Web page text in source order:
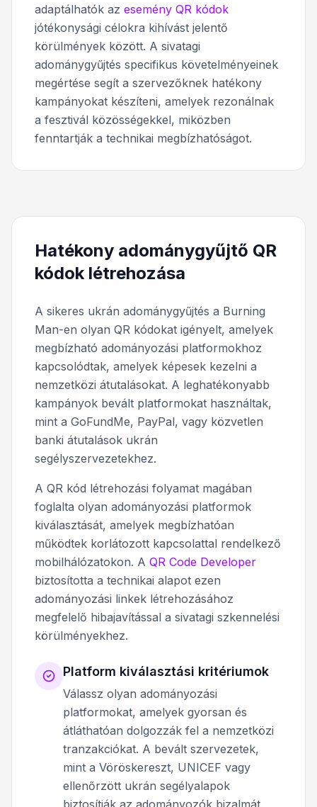
adaptálhatók az esemény QR kódok
jótékonysági célokra kihívást jelentő
körülmények között. A sivatagi
adománygyűjtés specifikus követelményeinek
megértése segít a szervezőknek hatékony
kampányokat készíteni, amelyek rezonálnak
a fesztivál közösségekkel, miközben
fenntartják a technikai megbízhatóságot.
Hatékony adománygyűjtő QR
kódok létrehozása
A sikeres ukrán adománygyűjtés a Burning
Man-en olyan QR kódokat igényelt, amelyek
megbízható adományozási platformokhoz
kapcsolódtak, amelyek képesek kezelni a
nemzetközi átutalásokat. A leghatékonyabb
kampányok bevált platformokat használtak,
mint a GoFundMe, PayPal, vagy közvetlen
banki átutalások ukrán
segélyszervezetekhez.
A QR kód létrehozási folyamat magában
foglalta olyan adományozási platformok
kiválasztását, amelyek megbízhatóan
működtek korlátozott kapcsolattal rendelkező
mobilhálózatokon. A QR Code Developer
biztosította a technikai alapot ezen
adományozási linkek létrehozásához
megfelelő hibajavítással a sivatagi szkennelési
körülményekhez.
Platform kiválasztási kritériumok
Válassz olyan adományozási
platformokat, amelyek gyorsan és
átláthatóan dolgozzák fel a nemzetközi
tranzakciókat. A bevált szervezetek,
mint a Vöröskereszt, UNICEF vagy
ellenőrzött ukrán segélyalapok
biztosítják az adományozók bizalmát.